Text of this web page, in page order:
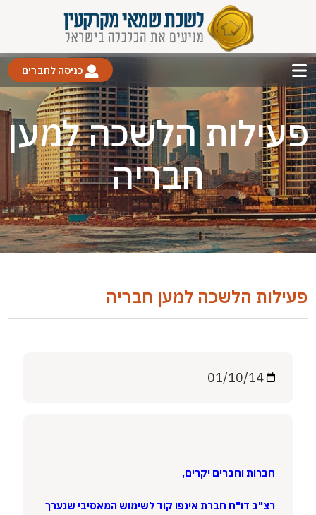
כניסה לחברים
פעילות הלשכה למען
חבריה
פעילות הלשכה למען חבריה
01/10/14
חברות וחברים יקרים,
רצ"ב דו"ח חברת אינפו קוד לשימוש המאסיבי שנערך